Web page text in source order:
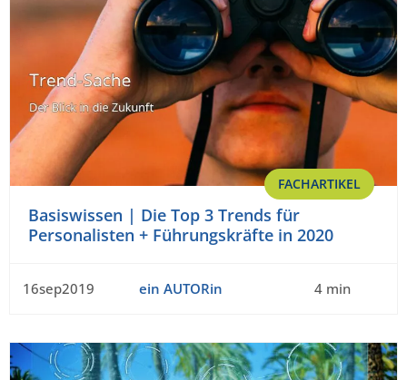
FACHARTIKEL
Basiswissen | Die Top 3 Trends für
Personalisten + Führungskräfte in 2020
16sep2019 ein AUTORin 4 min